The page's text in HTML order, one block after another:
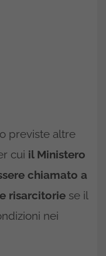
previste altre
cui il Ministero
chiamato a
risarcitorie se il
nei